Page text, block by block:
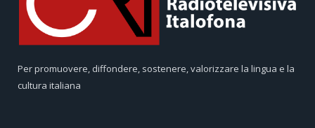
Per promuovere, diffondere, sostenere, valorizzare la lingua e la
cultura italiana